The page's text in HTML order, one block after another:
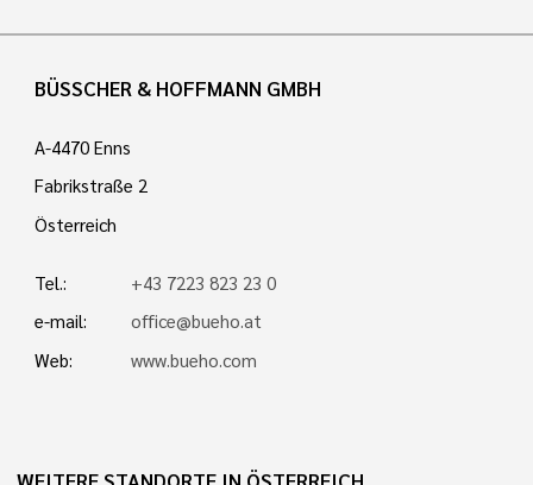
BÜSSCHER & HOFFMANN GMBH
A-4470 Enns
Fabrikstraße 2
Österreich
Tel.:
+43 7223 823 23 0
e-mail:
office@bueho.at
Web:
www.bueho.com